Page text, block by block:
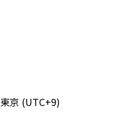
東京 (UTC+9)